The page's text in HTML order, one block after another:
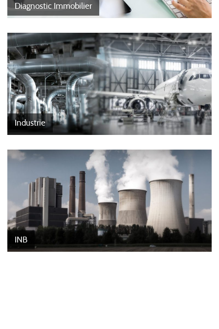
Diagnostic Immobilier
Industrie
INB